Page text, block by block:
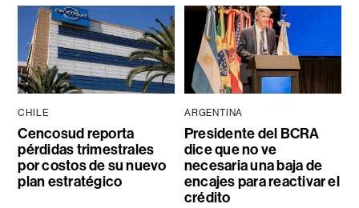
CHILE
Cencosud reporta
pérdidas trimestrales
por costos de su nuevo
plan estratégico
ARGENTINA
Presidente del BCRA
dice que no ve
necesaria una baja de
encajes para reactivar el
crédito